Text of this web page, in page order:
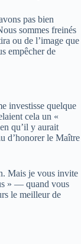
pas bien
sommes freinés
ou de l’image que
empêcher de
investisse quelque
cela un «
qu’il y aurait
d’honorer le Maître
Mais je vous invite
» — quand vous
le meilleur de